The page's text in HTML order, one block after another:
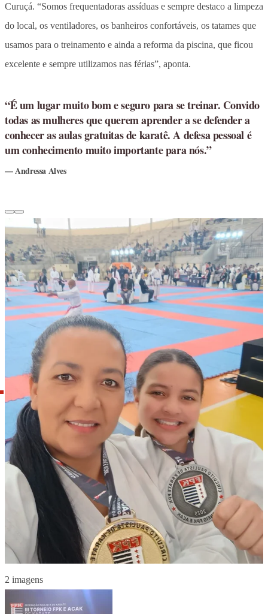
Curuçá. “Somos frequentadoras assíduas e sempre destaco a limpeza
do local, os ventiladores, os banheiros confortáveis, os tatames que
usamos para o treinamento e ainda a reforma da piscina, que ficou
excelente e sempre utilizamos nas férias”, aponta.
“É um lugar muito bom e seguro para se treinar. Convido
todas as mulheres que querem aprender a se defender a
conhecer as aulas gratuitas de karatê. A defesa pessoal é
um conhecimento muito importante para nós.”
Andressa Alves
2 imagens